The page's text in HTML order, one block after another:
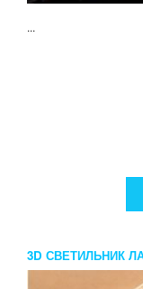
...
3D СВЕТИЛЬНИК